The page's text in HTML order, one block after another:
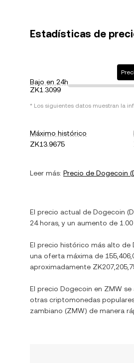
Estadísticas de
Bajo en 24h
ZK1.3099
* Los siguientes datos muestran la
Máximo histórico
ZK13.9675
Leer más: Precio de Dogecoin (
El precio actual de Dogecoin (
24 horas, y un aumento de
El precio histórico más alto de
una oferta máxima de
aproximadamente
El precio Dogecoin en ZMW se
otras criptomonedas
zambiano (ZMW) de manera